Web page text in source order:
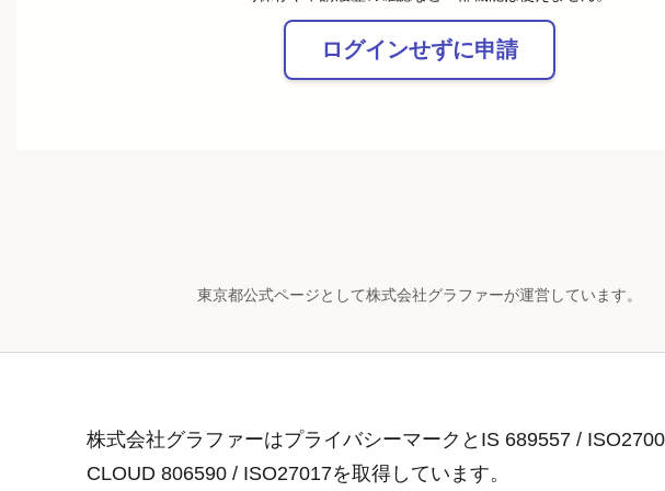
ログインせずに申請
東京都公式ページとして株式会社グラファーが運営しています。
株式会社グラファーはプライバシーマークとIS 689557 /
CLOUD 806590 / ISO27017を取得しています。